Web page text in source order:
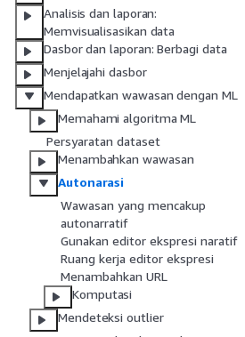
Analisis dan laporan:
Memvisualisasikan data
Dasbor dan laporan: Berbagi data
Menjelajahi dasbor
Mendapatkan wawasan dengan ML
Memahami algoritma ML
Persyaratan dataset
Menambahkan wawasan
Autonarasi
Wawasan yang mencakup
autonarratif
Gunakan editor ekspresi naratif
Ruang kerja editor ekspresi
Menambahkan URL
Komputasi
Mendeteksi outlier